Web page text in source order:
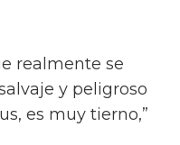
realmente se
y peligroso
es muy tierno,”